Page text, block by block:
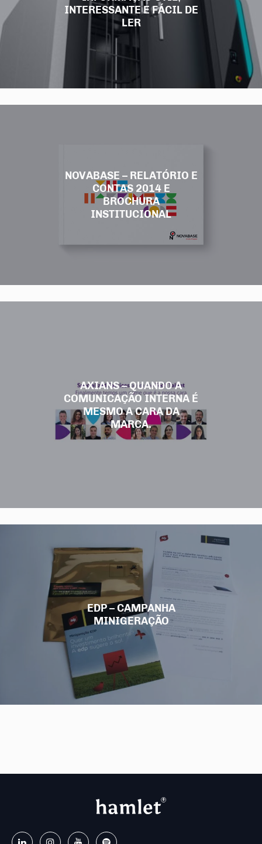
INTERESSANTE E FÁCIL DE
LER
NOVABASE – RELATÓRIO E
CONTAS 2014 E
BROCHURA
INSTITUCIONAL
AXIANS – QUANDO A
COMUNICAÇÃO INTERNA É
MESMO A CARA DA
MARCA.
EDP – CAMPANHA
MINIGERAÇÃO